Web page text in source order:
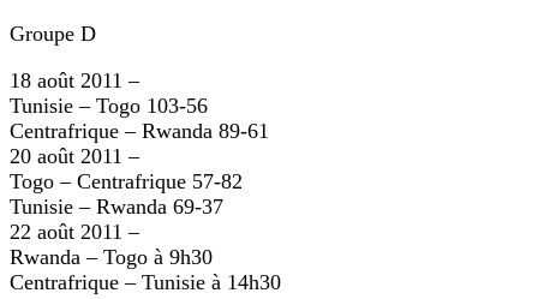
Groupe D
18 août 2011 –
Tunisie – Togo 103-56
Centrafrique – Rwanda 89-61
20 août 2011 –
Togo – Centrafrique 57-82
Tunisie – Rwanda 69-37
22 août 2011 –
Rwanda – Togo à 9h30
Centrafrique – Tunisie à 14h30